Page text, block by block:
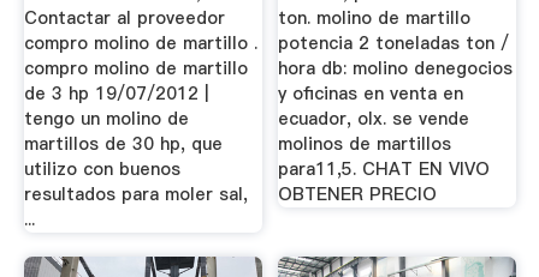
Contactar al proveedor
compro molino de martillo .
compro molino de martillo
de 3 hp 19/07/2012 |
tengo un molino de
martillos de 30 hp, que
utilizo con buenos
resultados para moler sal,
...
ton. molino de martillo
potencia 2 toneladas ton /
hora db: molino denegocios
y oficinas en venta en
ecuador, olx. se vende
molinos de martillos
para11,5. CHAT EN VIVO
OBTENER PRECIO